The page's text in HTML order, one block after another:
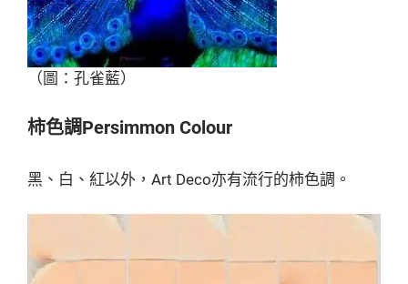
（圖：孔雀藍）
柿色調Persimmon Colour
黑、白、紅以外，Art Deco亦有流行的柿色調。